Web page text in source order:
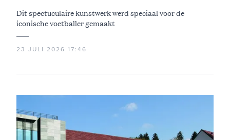
Dit spectuculaire kunstwerk werd speciaal voor de
iconische voetballer gemaakt
23 JULI 2026 17:46